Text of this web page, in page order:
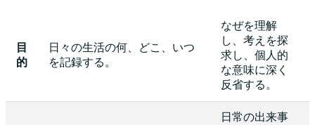
目
的
日々の生活の何、どこ、いつ
を記録する。
なぜを理解
し、考えを探
求し、個人的
な意味に深く
反省する。
日常の出来事